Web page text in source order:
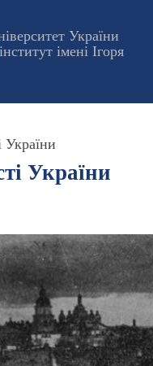
України
імені Ігоря
України
України